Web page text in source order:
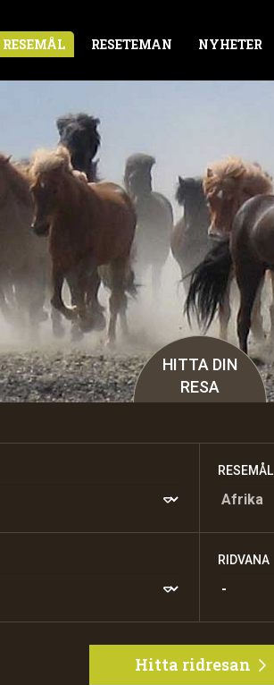
RESEMÅL RESETEMAN NYHETER
HITTA DIN
RESA
RESEMÅL
RIDVANA
Hitta ridresan 